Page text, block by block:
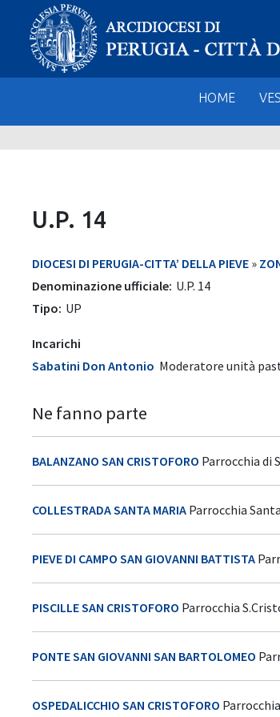
content
HOME
U.P. 14
DIOCESI DI PERUGIA-CITTA’ DELLA PIEVE »
Denominazione ufficiale: U.P. 14
Tipo: UP
Incarichi
Sabatini Don Antonio Moderatore unità
Ne fanno parte
BALANZANO SAN CRISTOFORO Parrocchia di
COLLESTRADA SANTA MARIA Parrocchia
PIEVE DI CAMPO SAN GIOVANNI BATTISTA
PISCILLE SAN CRISTOFORO Parrocchia
PONTE SAN GIOVANNI SAN BARTOLOMEO
OSPEDALICCHIO SAN CRISTOFORO